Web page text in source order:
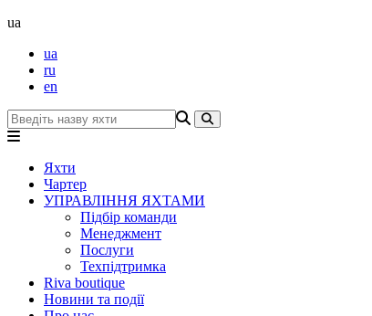
ua
ua
ru
en
Яхти
Чартер
УПРАВЛІННЯ ЯХТАМИ
Підбір команди
Менеджмент
Послуги
Техпідтримка
Riva boutique
Новини та події